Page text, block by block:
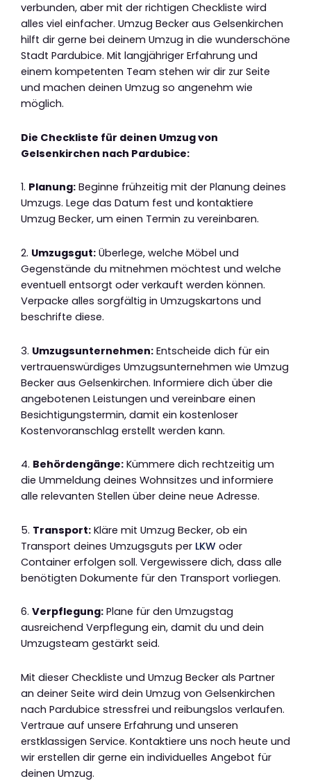
verbunden, aber mit der richtigen Checkliste wird
alles viel einfacher. Umzug Becker aus Gelsenkirchen
hilft dir gerne bei deinem Umzug in die wunderschöne
Stadt Pardubice. Mit langjähriger Erfahrung und
einem kompetenten Team stehen wir dir zur Seite
und machen deinen Umzug so angenehm wie
möglich.
Die Checkliste für deinen Umzug von
Gelsenkirchen nach Pardubice:
1. Planung: Beginne frühzeitig mit der Planung deines
Umzugs. Lege das Datum fest und kontaktiere
Umzug Becker, um einen Termin zu vereinbaren.
2. Umzugsgut: Überlege, welche Möbel und
Gegenstände du mitnehmen möchtest und welche
eventuell entsorgt oder verkauft werden können.
Verpacke alles sorgfältig in Umzugskartons und
beschrifte diese.
3. Umzugsunternehmen: Entscheide dich für ein
vertrauenswürdiges Umzugsunternehmen wie Umzug
Becker aus Gelsenkirchen. Informiere dich über die
angebotenen Leistungen und vereinbare einen
Besichtigungstermin, damit ein kostenloser
Kostenvoranschlag erstellt werden kann.
4. Behördengänge: Kümmere dich rechtzeitig um
die Ummeldung deines Wohnsitzes und informiere
alle relevanten Stellen über deine neue Adresse.
5. Transport: Kläre mit Umzug Becker, ob ein
Transport deines Umzugsguts per LKW oder
Container erfolgen soll. Vergewissere dich, dass alle
benötigten Dokumente für den Transport vorliegen.
6. Verpflegung: Plane für den Umzugstag
ausreichend Verpflegung ein, damit du und dein
Umzugsteam gestärkt seid.
Mit dieser Checkliste und Umzug Becker als Partner
an deiner Seite wird dein Umzug von Gelsenkirchen
nach Pardubice stressfrei und reibungslos verlaufen.
Vertraue auf unsere Erfahrung und unseren
erstklassigen Service. Kontaktiere uns noch heute und
wir erstellen dir gerne ein individuelles Angebot für
deinen Umzug.